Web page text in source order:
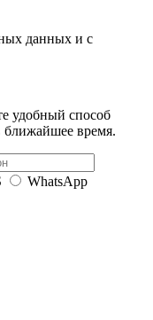
данных и с
удобный способ
время.
WhatsApp